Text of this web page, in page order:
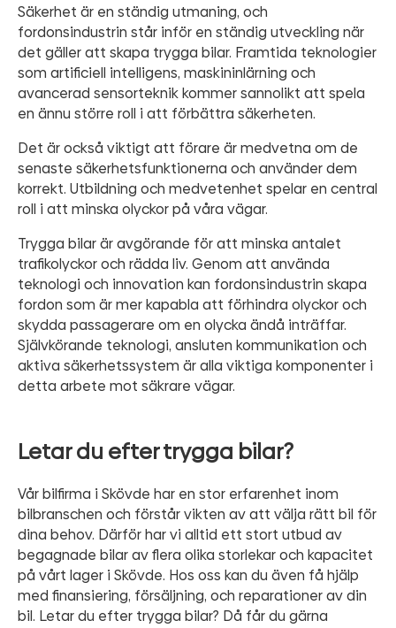
Säkerhet är en ständig utmaning, och
fordonsindustrin står inför en ständig utveckling när
det gäller att skapa trygga bilar. Framtida teknologier
som artificiell intelligens, maskininlärning och
avancerad sensorteknik kommer sannolikt att spela
en ännu större roll i att förbättra säkerheten.
Det är också viktigt att förare är medvetna om de
senaste säkerhetsfunktionerna och använder dem
korrekt. Utbildning och medvetenhet spelar en central
roll i att minska olyckor på våra vägar.
Trygga bilar är avgörande för att minska antalet
trafikolyckor och rädda liv. Genom att använda
teknologi och innovation kan fordonsindustrin skapa
fordon som är mer kapabla att förhindra olyckor och
skydda passagerare om en olycka ändå inträffar.
Självkörande teknologi, ansluten kommunikation och
aktiva säkerhetssystem är alla viktiga komponenter i
detta arbete mot säkrare vägar.
Letar du efter trygga bilar?
Vår bilfirma i Skövde har en stor erfarenhet inom
bilbranschen och förstår vikten av att välja rätt bil för
dina behov. Därför har vi alltid ett stort utbud av
begagnade bilar av flera olika storlekar och kapacitet
på vårt lager i Skövde. Hos oss kan du även få hjälp
med finansiering, försäljning, och reparationer av din
bil. Letar du efter trygga bilar? Då får du gärna